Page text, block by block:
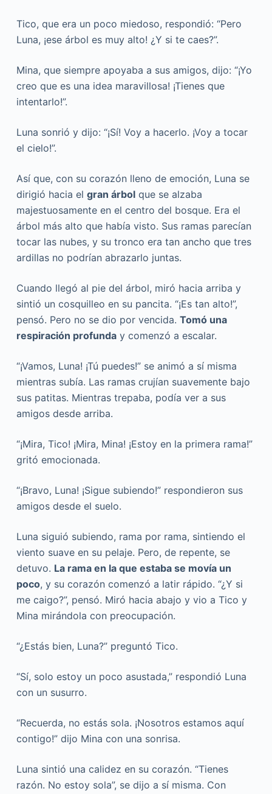
Tico, que era un poco miedoso, respondió: “Pero
Luna, ¡ese árbol es muy alto! ¿Y si te caes?”.
Mina, que siempre apoyaba a sus amigos, dijo: “¡Yo
creo que es una idea maravillosa! ¡Tienes que
intentarlo!”.
Luna sonrió y dijo: “¡Sí! Voy a hacerlo. ¡Voy a tocar
el cielo!”.
Así que, con su corazón lleno de emoción, Luna se
dirigió hacia el gran árbolque se alzaba
majestuosamente en el centro del bosque. Era el
árbol más alto que había visto. Sus ramas parecían
tocar las nubes, y su tronco era tan ancho que tres
ardillas no podrían abrazarlo juntas.
Cuando llegó al pie del árbol, miró hacia arriba y
sintió un cosquilleo en su pancita. “¡Es tan alto!”,
pensó. Pero no se dio por vencida. Tomó una
respiración profunday comenzó a escalar.
“¡Vamos, Luna! ¡Tú puedes!” se animó a sí misma
mientras subía. Las ramas crujían suavemente bajo
sus patitas. Mientras trepaba, podía ver a sus
amigos desde arriba.
“¡Mira, Tico! ¡Mira, Mina! ¡Estoy en la primera rama!”
gritó emocionada.
“¡Bravo, Luna! ¡Sigue subiendo!” respondieron sus
amigos desde el suelo.
Luna siguió subiendo, rama por rama, sintiendo el
viento suave en su pelaje. Pero, de repente, se
detuvo. La rama en la que estaba se movía un
poco, y su corazón comenzó a latir rápido. “¿Y si
me caigo?”, pensó. Miró hacia abajo y vio a Tico y
Mina mirándola con preocupación.
“¿Estás bien, Luna?” preguntó Tico.
“Sí, solo estoy un poco asustada,” respondió Luna
con un susurro.
“Recuerda, no estás sola. ¡Nosotros estamos aquí
contigo!” dijo Mina con una sonrisa.
Luna sintió una calidez en su corazón. “Tienes
razón. No estoy sola”, se dijo a sí misma. Con